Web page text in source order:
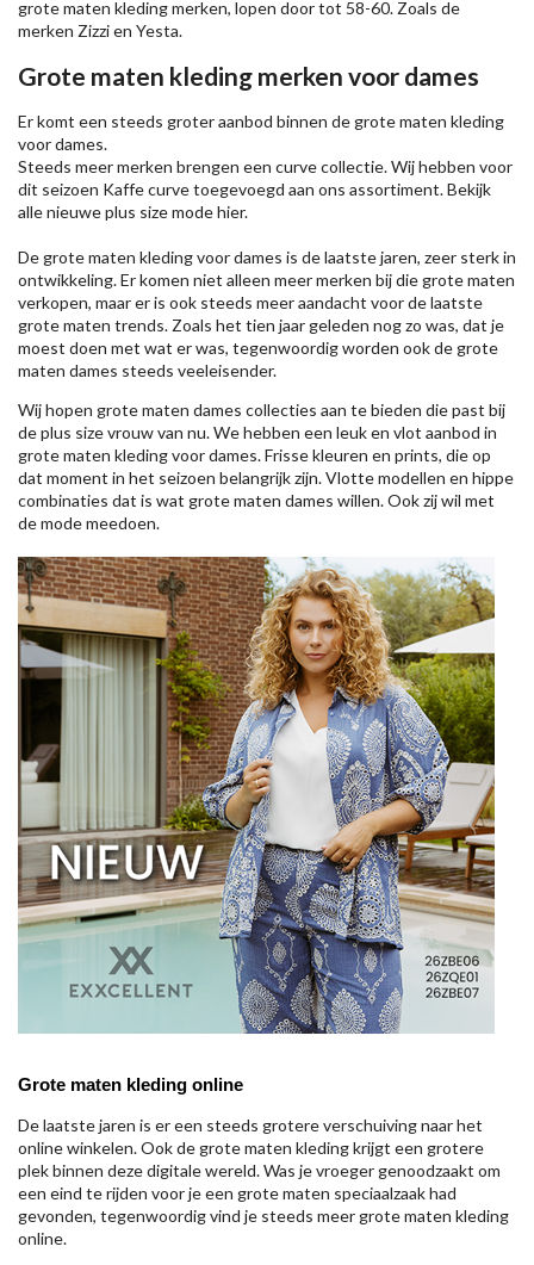
grote maten kleding merken, lopen door tot 58-60. Zoals de
merken Zizzien Yesta.
Grote maten kleding merken voor dames
Er komt een steeds groter aanbod binnen de grote maten kleding
voor dames.
Steeds meer merken brengen een curve collectie. Wij hebben voor
dit seizoen Kaffecurve toegevoegd aan ons assortiment. Bekijk
alle nieuweplus size modehier.
De grote maten kleding voor dames is de laatste jaren, zeer sterk in
ontwikkeling. Er komen niet alleen meer merken bij die grote maten
verkopen, maar er is ook steeds meer aandacht voor de laatste
grote maten trends. Zoals het tien jaar geleden nog zo was, dat je
moest doen met wat er was, tegenwoordig worden ook de grote
maten dames steeds veeleisender.
Wij hopen grote maten dames collecties aan te bieden die past bij
de plus size vrouw van nu. We hebben een leuk en vlot aanbod in
grote maten kleding voor dames. Frisse kleuren en prints, die op
dat moment in het seizoen belangrijk zijn. Vlotte modellen en hippe
combinaties dat is wat grote maten dames willen. Ook zij wil met
de mode meedoen.
Grote maten kleding online
De laatste jaren is er een steeds grotere verschuiving naar het
online winkelen. Ook de grote maten kleding krijgt een grotere
plek binnen deze digitale wereld. Was je vroeger genoodzaakt om
een eind te rijden voor je een grote maten speciaalzaak had
gevonden, tegenwoordig vind je steeds meer grote maten kleding
online.